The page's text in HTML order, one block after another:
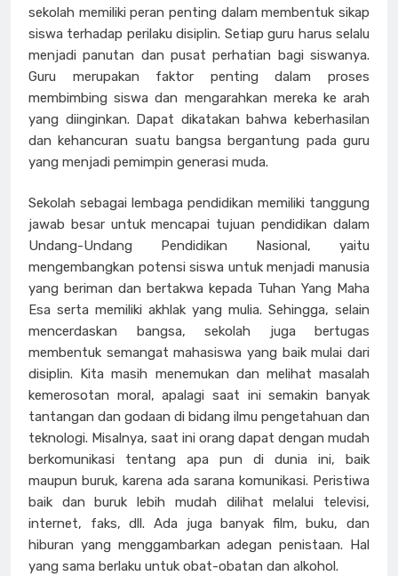
sekolah memiliki peran penting dalam membentuk sikap
siswa terhadap perilaku disiplin. Setiap guru harus selalu
menjadi panutan dan pusat perhatian bagi siswanya.
Guru merupakan faktor penting dalam proses
membimbing siswa dan mengarahkan mereka ke arah
yang diinginkan. Dapat dikatakan bahwa keberhasilan
dan kehancuran suatu bangsa bergantung pada guru
yang menjadi pemimpin generasi muda.
Sekolah sebagai lembaga pendidikan memiliki tanggung
jawab besar untuk mencapai tujuan pendidikan dalam
Undang-Undang Pendidikan Nasional, yaitu
mengembangkan potensi siswa untuk menjadi manusia
yang beriman dan bertakwa kepada Tuhan Yang Maha
Esa serta memiliki akhlak yang mulia. Sehingga, selain
mencerdaskan bangsa, sekolah juga bertugas
membentuk semangat mahasiswa yang baik mulai dari
disiplin. Kita masih menemukan dan melihat masalah
kemerosotan moral, apalagi saat ini semakin banyak
tantangan dan godaan di bidang ilmu pengetahuan dan
teknologi. Misalnya, saat ini orang dapat dengan mudah
berkomunikasi tentang apa pun di dunia ini, baik
maupun buruk, karena ada sarana komunikasi. Peristiwa
baik dan buruk lebih mudah dilihat melalui televisi,
internet, faks, dll. Ada juga banyak film, buku, dan
hiburan yang menggambarkan adegan penistaan. Hal
yang sama berlaku untuk obat-obatan dan alkohol.